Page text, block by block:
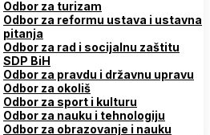
Odbor za turizam
Odbor za reformu ustava i ustavna
pitanja
Odbor za rad i socijalnu zaštitu
SDP BiH
Odbor za pravdu i državnu upravu
Odbor za okoliš
Odbor za sport i kulturu
Odbor za nauku i tehnologiju
Odbor za obrazovanje i nauku